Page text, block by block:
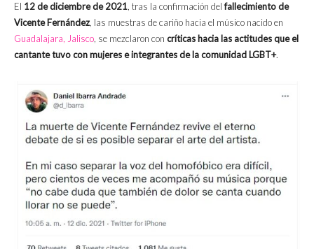
El 12 de diciembre de 2021, tras la confirmación delfallecimiento de
Vicente Fernández, las muestras de cariño hacia el músico nacido en
Guadalajara, Jalisco, se mezclaron con críticas hacia las actitudes que el
cantante tuvo con mujeres e integrantes de la comunidad LGBT+.